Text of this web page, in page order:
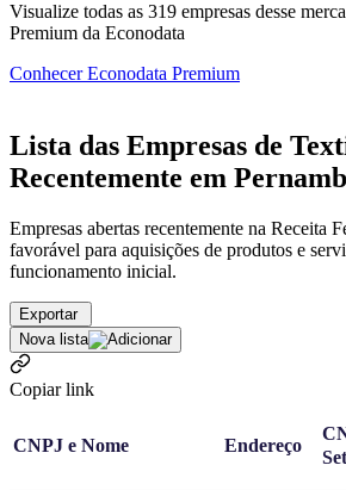
Visualize todas as 319 empresas desse
Premium da Econodata
Conhecer Econodata Premium
Lista das Empresas de
Recentemente em
Empresas abertas recentemente na Receita
favorável para aquisições de produtos e
funcionamento inicial.
Exportar
Nova lista
Copiar link
CNPJ e Nome Endereço